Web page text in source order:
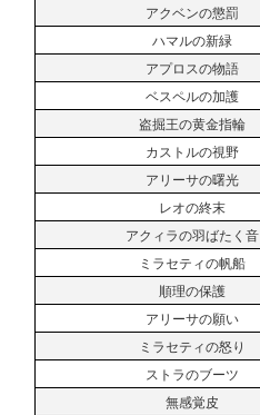
アクベンの懲罰
ハマルの新緑
アプロスの物語
ベスペルの加護
盗掘王の黄金指輪
カストルの視野
アリーサの曙光
レオの終末
アクィラの羽ばたく音
ミラセティの帆船
順理の保護
アリーサの願い
ミラセティの怒り
ストラのブーツ
無感覚皮